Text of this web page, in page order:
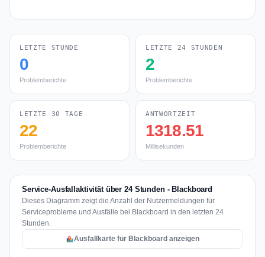
LETZTE STUNDE
0
Problemberichte
LETZTE 24 STUNDEN
2
Problemberichte
LETZTE 30 TAGE
22
Problemberichte
ANTWORTZEIT
1318.51
Millisekunden
Service-Ausfallaktivität über 24 Stunden - Blackboard
Dieses Diagramm zeigt die Anzahl der Nutzermeldungen für
Serviceprobleme und Ausfälle bei Blackboard in den letzten 24
Stunden.
Ausfallkarte für Blackboard anzeigen